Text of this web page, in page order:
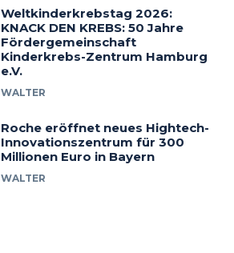
Weltkinderkrebstag 2026:
KNACK DEN KREBS: 50 Jahre
Fördergemeinschaft
Kinderkrebs-Zentrum Hamburg
e.V.
WALTER
Roche eröffnet neues Hightech-
Innovationszentrum für 300
Millionen Euro in Bayern
WALTER